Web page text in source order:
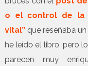
o el control de la
vital” que reseñaba
he leído el libro, pero
parecen muy